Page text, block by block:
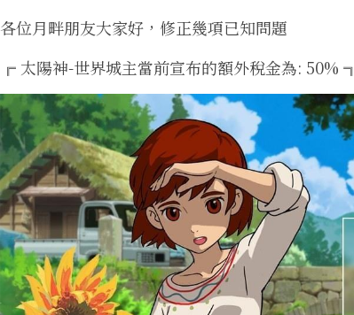
各位月畔朋友大家好，修正幾項已知問題
╔ 太陽神-世界城主當前宣布的額外稅金為: 50% ╗